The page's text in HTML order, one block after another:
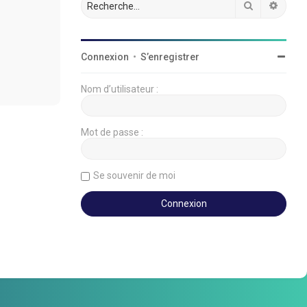
Rechercher
Connexion • S’enregistrer
Nom d’utilisateur :
Mot de passe :
Se souvenir de moi